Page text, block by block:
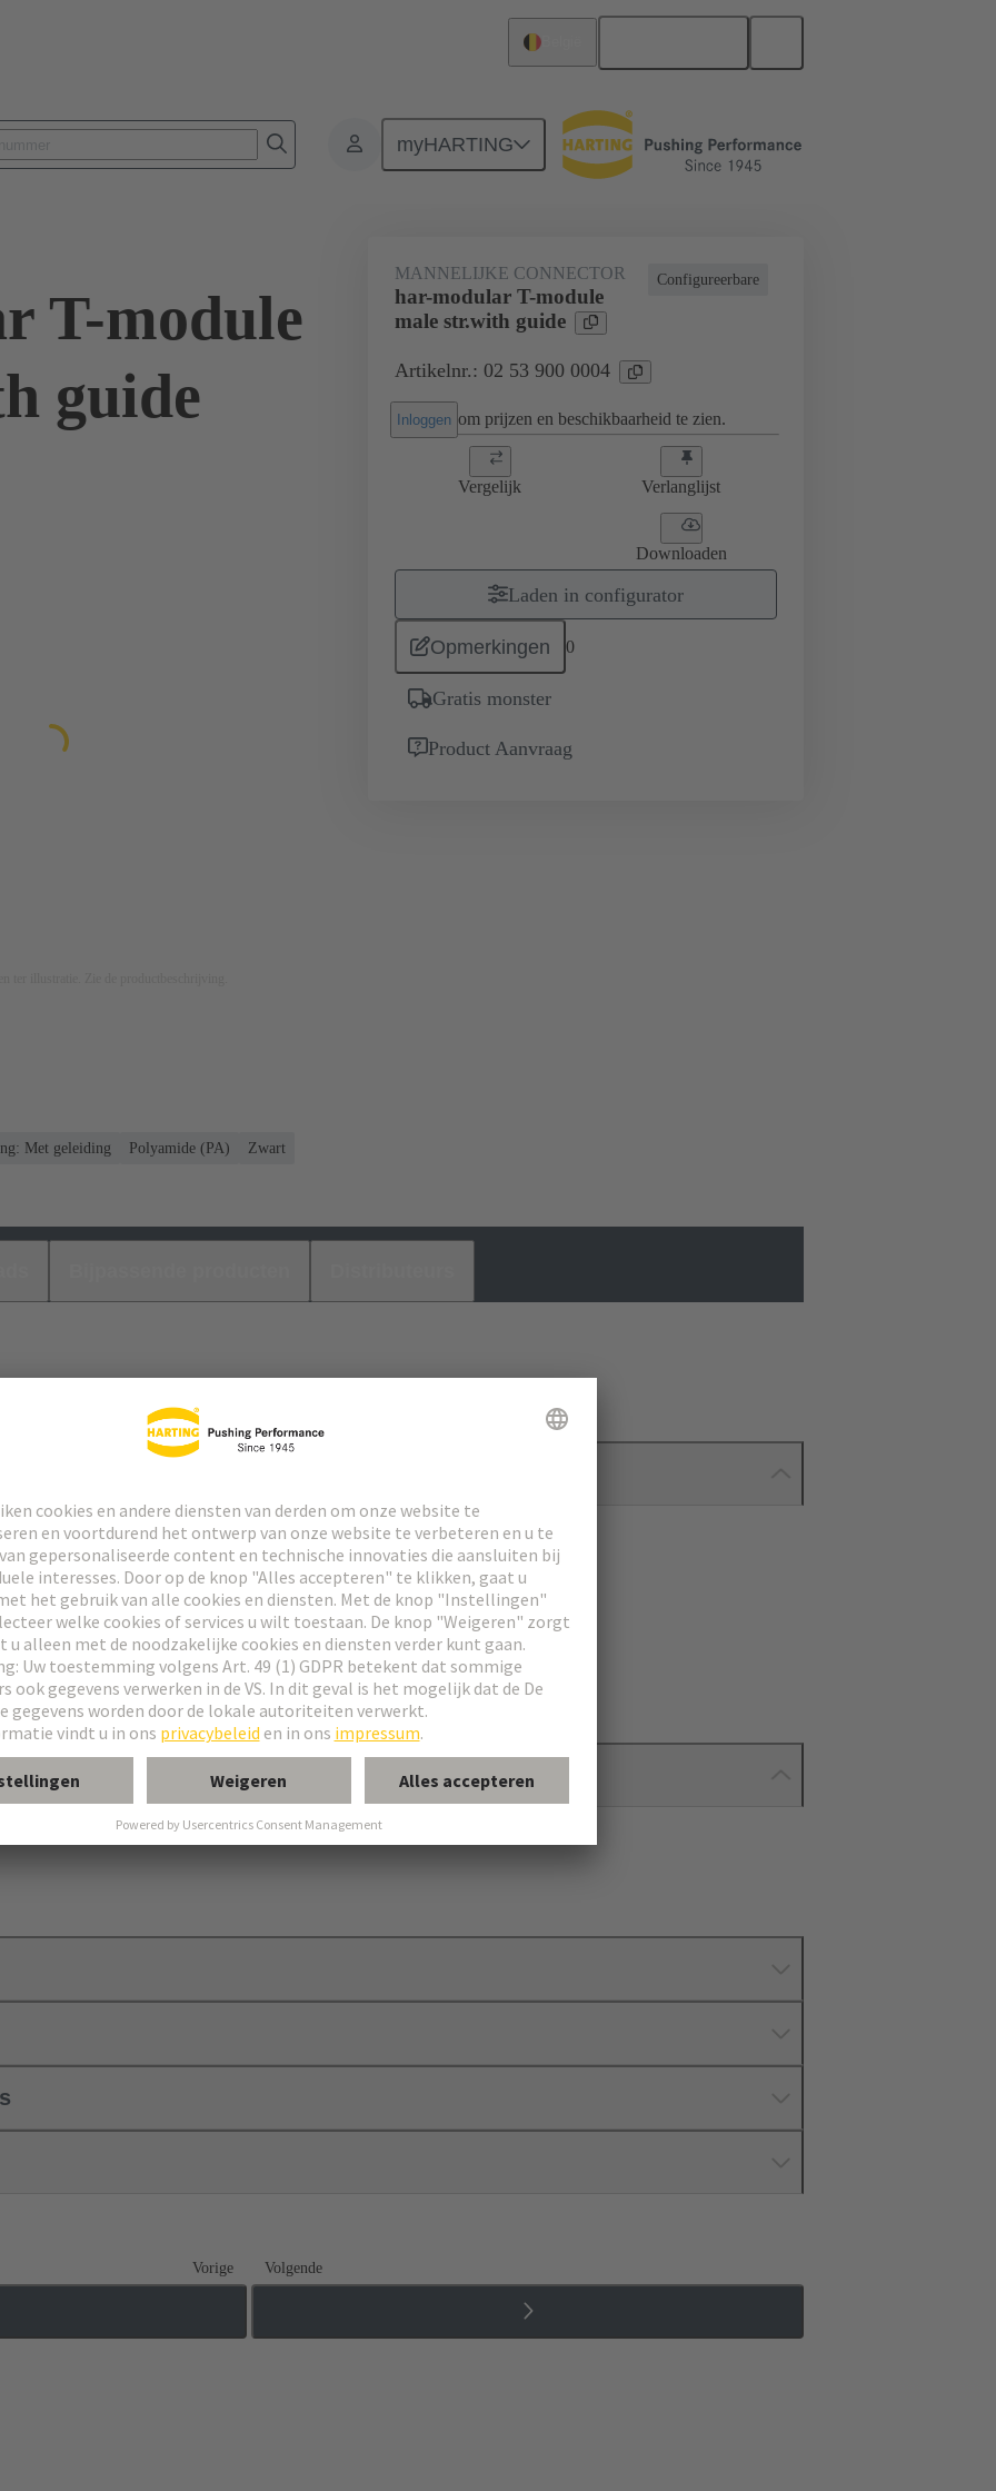
myHARTING
T-module
guide
Configureerbare
MANNELIJKE CONNECTOR
har-modular T-module
male str.with guide
Artikelnr.: 02 53 900 0004
Inloggen om prijzen en beschikbaarheid te zien.
Vergelijk Verlanglijst
Downloaden
Laden in configurator
Opmerkingen 0
Gratis monster
Product Aanvraag
Met geleiding Polyamide (PA) Zwart
Vorige Volgende